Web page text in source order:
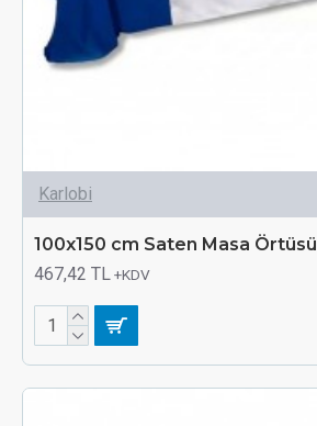
Karlobi
100x150 cm Saten Masa Örtüsü
467,42 TL +KDV